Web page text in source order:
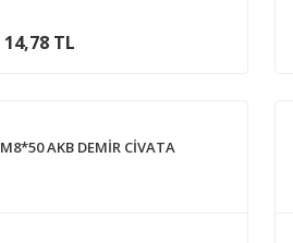
14,78 TL
M8*50 AKB DEMİR CİVATA